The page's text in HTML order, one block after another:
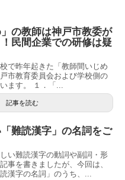
」の教師は神戸市教委が
民間企業での研修は疑
で昨年起きた「教師間いじめ
市教育委員会および学校側の
ます。 １．「...
記事を読む
難読漢字」の名詞をご
い難読漢字の動詞や副詞・形
事を書きましたが、今回は、
漢字の名詞」のうち、...